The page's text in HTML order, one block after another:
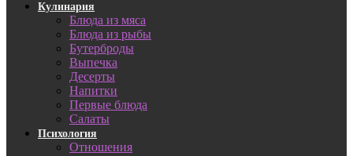
Кулинария
Блюда из мяса
Блюда из рыбы
Бутерброды
Выпечка
Десерты
Напитки
Первые блюда
Салаты
Психология
Отношения